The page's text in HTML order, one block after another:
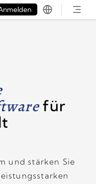
für
und stärken Sie